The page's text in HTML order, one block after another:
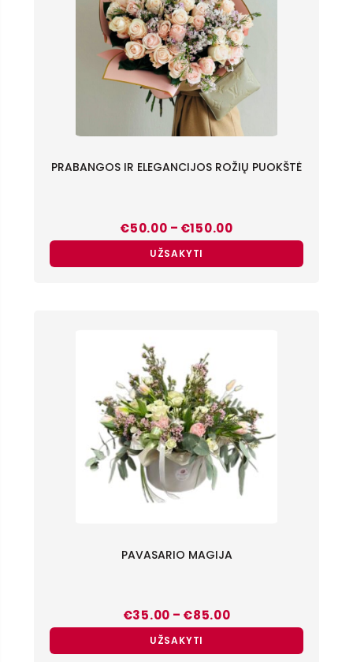
PRABANGOS IR ELEGANCIJOS ROŽIŲ PUOKŠTĖ
€50.00 – €150.00Price
range:
UŽSAKYTI
PAVASARIO MAGIJA
€35.00 – €85.00Price
range:
UŽSAKYTI